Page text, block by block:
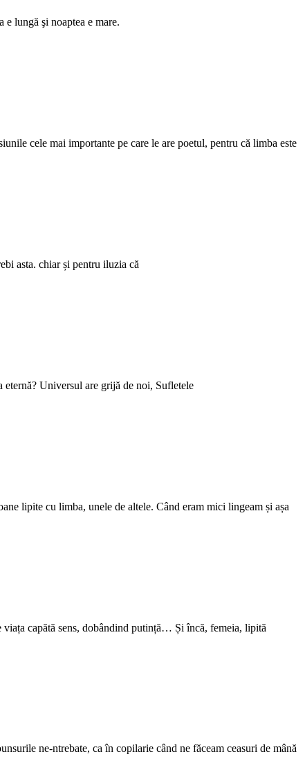
lungă şi noaptea e mare.
cele mai importante pe care le are poetul, pentru că limba este
asta. chiar și pentru iluzia că
Universul are grijă de noi, Sufletele
lipite cu limba, unele de altele. Când eram mici lingeam și așa
capătă sens, dobândind putință… Și încă, femeia, lipită
ne-ntrebate, ca în copilarie când ne făceam ceasuri de mână